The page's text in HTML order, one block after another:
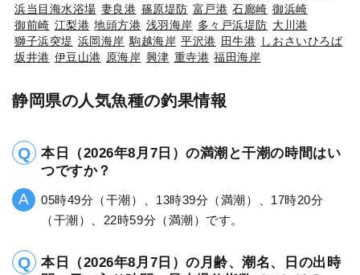
浜当目海水浴場 妻良港 篠原堤防 富戸港 石廊崎 御浜崎
御前崎 江梨港 地頭方港 浅羽海岸 多々戸浜堤防 大川港
獅子浜突堤 浜岡海岸 駒越海岸 平沢港 田牛港 しおさいひろば
坂井港 伊豆山港 原海岸 興津 重寺港 福田海岸
静岡県の人気魚種の釣果情報
本日（2026年8月7日）の満潮と干潮の時間はい
つですか？
05時49分（干潮）、13時39分（満潮）、17時20分
（干潮）、22時59分（満潮）です。
本日（2026年8月7日）の月齢、潮名、日の出時